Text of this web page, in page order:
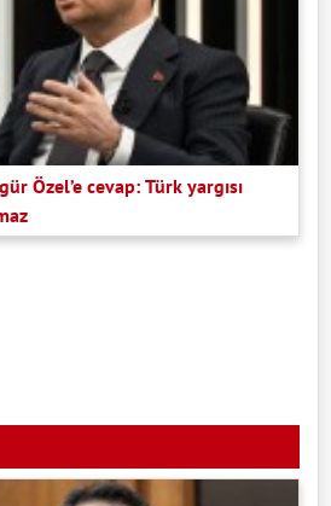
Özel’e cevap: Türk yargısı